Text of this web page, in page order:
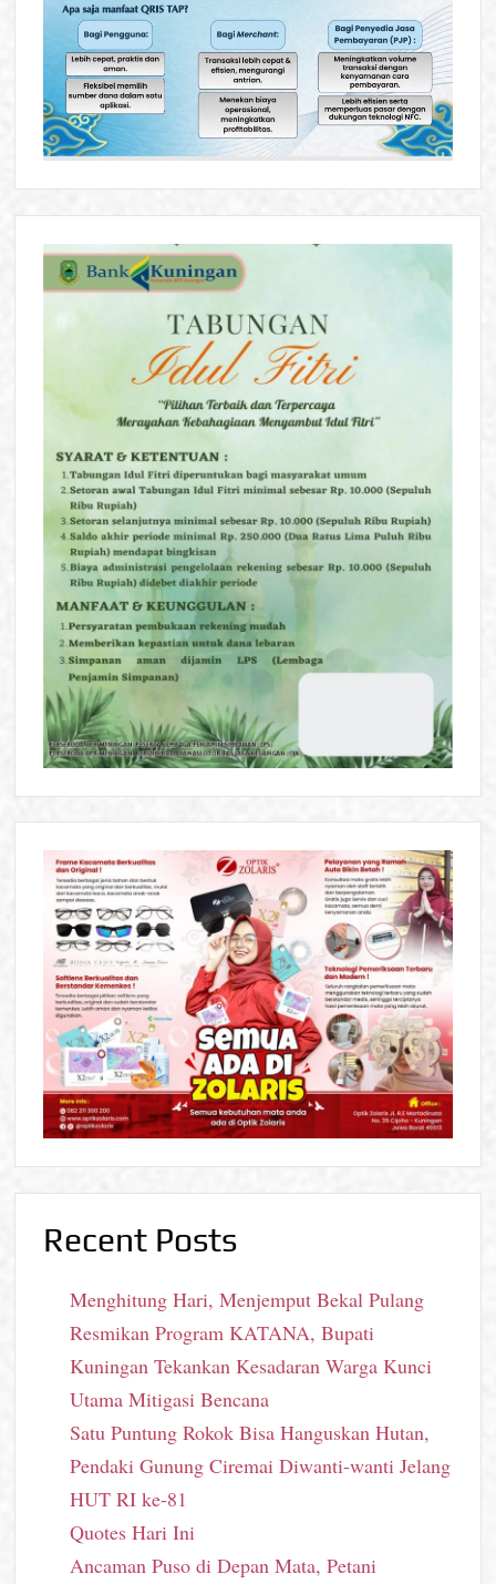
Recent Posts
Menghitung Hari, Menjemput Bekal Pulang
Resmikan Program KATANA, Bupati
Kuningan Tekankan Kesadaran Warga Kunci
Utama Mitigasi Bencana
Satu Puntung Rokok Bisa Hanguskan Hutan,
Pendaki Gunung Ciremai Diwanti-wanti Jelang
HUT RI ke-81
Quotes Hari Ini
Ancaman Puso di Depan Mata, Petani